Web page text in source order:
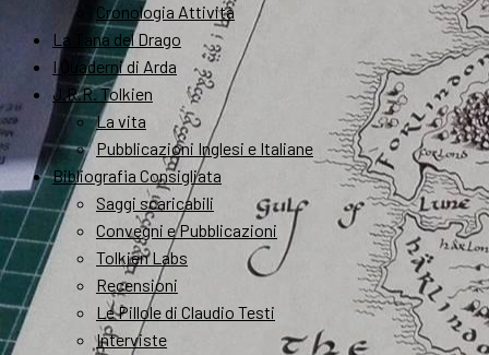
Cronologia Attività
La Tana del Drago
I Quaderni di Arda
J.R.R. Tolkien
La vita
Pubblicazioni Inglesi e Italiane
Bibliografia Consigliata
Saggi scaricabili
Convegni e Pubblicazioni
Tolkien Labs
Recensioni
Le Pillole di Claudio Testi
Interviste